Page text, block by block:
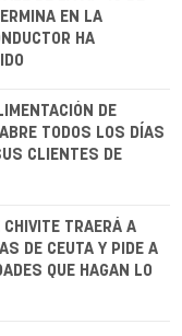
EN LA
HA
DE
TODOS LOS DÍAS
CLIENTES DE
CHIVITE TRAERÁ A
DE CEUTA Y PIDE A
QUE HAGAN LO